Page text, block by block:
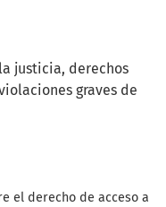
justicia derechos
graves de
el derecho de acceso a